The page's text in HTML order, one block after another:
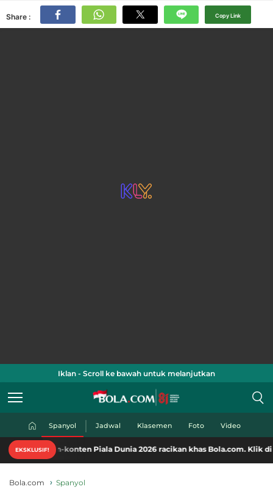
Share : Copy Link
Iklan - Scroll ke bawah untuk melanjutkan
Spanyol Jadwal Klasemen Foto Video
EKSKLUSIF!
konten Piala Dunia 2026 racikan khas Bola.com. Klik di sini!
Bola.com Spanyol